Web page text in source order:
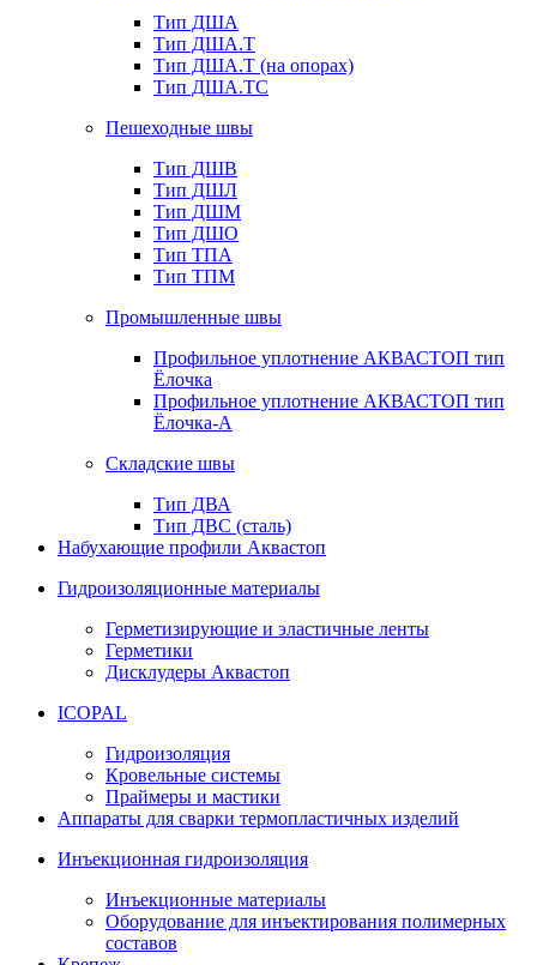
Тип ДША
Тип ДША.Т
Тип ДША.Т (на опорах)
Тип ДША.ТС
Пешеходные швы
Тип ДШВ
Тип ДШЛ
Тип ДШМ
Тип ДШО
Тип ТПА
Тип ТПМ
Промышленные швы
Профильное уплотнение АКВАСТОП тип
Ёлочка
Профильное уплотнение АКВАСТОП тип
Ёлочка-А
Складские швы
Тип ДВА
Тип ДВС (сталь)
Набухающие профили Аквастоп
Гидроизоляционные материалы
Герметизирующие и эластичные ленты
Герметики
Дисклудеры Аквастоп
ICOPAL
Гидроизоляция
Кровельные системы
Праймеры и мастики
Аппараты для сварки термопластичных изделий
Инъекционная гидроизоляция
Инъекционные материалы
Оборудование для инъектирования полимерных
составов